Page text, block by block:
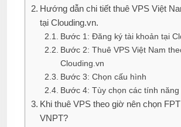
Hướng dẫn chi tiết thuê VPS Việt
tại Clouding.vn.
Bước 1: Đăng ký tài khoản tại
Bước 2: Thuê VPS Việt Nam
Clouding.vn
Bước 3: Chọn cấu hình
Bước 4: Tùy chọn các tính năng
Khi thuê VPS theo giờ nên chọn
VNPT?